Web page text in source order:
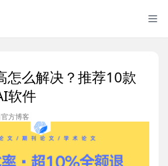
怎么解决？推荐10款
软件
官方博客